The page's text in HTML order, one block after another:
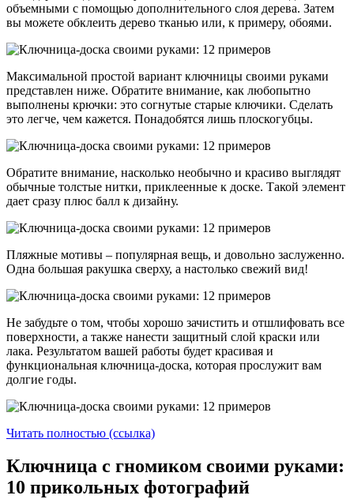
объемными с помощью дополнительного слоя дерева. Затем
вы можете обклеить дерево тканью или, к примеру, обоями.
Максимальной простой вариант ключницы своими руками
представлен ниже. Обратите внимание, как любопытно
выполнены крючки: это согнутые старые ключики. Сделать
это легче, чем кажется. Понадобятся лишь плоскогубцы.
Обратите внимание, насколько необычно и красиво выглядят
обычные толстые нитки, приклеенные к доске. Такой элемент
дает сразу плюс балл к дизайну.
Пляжные мотивы – популярная вещь, и довольно заслуженно.
Одна большая ракушка сверху, а настолько свежий вид!
Не забудьте о том, чтобы хорошо зачистить и отшлифовать все
поверхности, а также нанести защитный слой краски или
лака. Результатом вашей работы будет красивая и
функциональная ключница-доска, которая прослужит вам
долгие годы.
Читать полностью (ссылка)
Ключница с гномиком своими руками:
10 прикольных фотографий